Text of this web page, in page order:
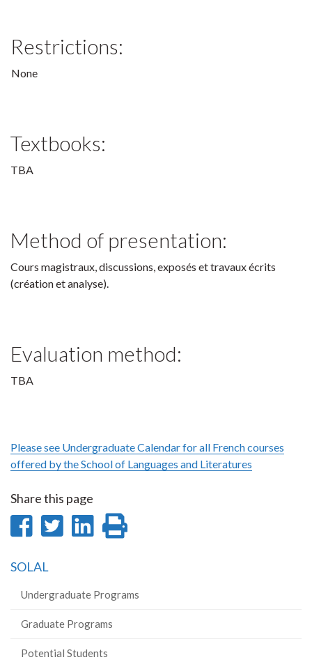
Restrictions:
None
Textbooks:
TBA
Method of presentation:
Cours magistraux, discussions, exposés et travaux écrits
(création et analyse).
Evaluation method:
TBA
Please see Undergraduate Calendar for all French courses
offered by the School of Languages and Literatures
Share this page
Share
Facebook
Share
Share
SOLAL
Undergraduate Programs
Graduate Programs
Potential Students